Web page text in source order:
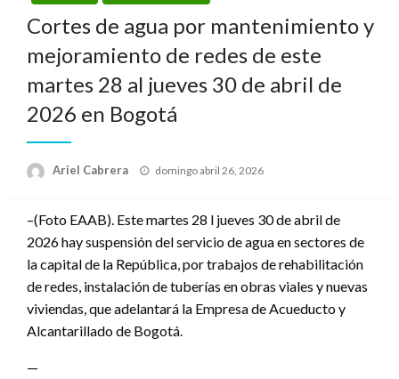
Cortes de agua por mantenimiento y
mejoramiento de redes de este
martes 28 al jueves 30 de abril de
2026 en Bogotá
Ariel Cabrera
Publicado
domingo abril 26, 2026
–(Foto EAAB). Este martes 28 l jueves 30 de abril de
2026 hay suspensión del servicio de agua en sectores de
la capital de la República, por trabajos de rehabilitación
de redes, instalación de tuberías en obras viales y nuevas
viviendas, que adelantará la Empresa de Acueducto y
Alcantarillado de Bogotá.
—